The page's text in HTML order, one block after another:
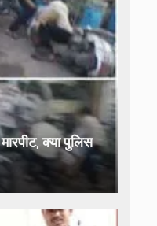
मारपीट, क्या पुलिस